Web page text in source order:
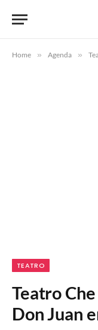
Home » Agenda »
TEATRO
Teatro
Don Juan